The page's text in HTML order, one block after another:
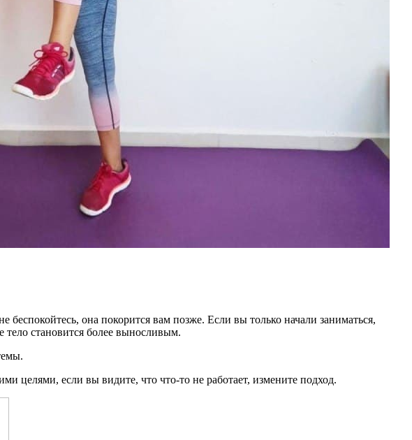
она покорится вам позже. Если вы только начали заниматься,
становится более выносливым.
целями, если вы видите, что что-то не работает, измените подход.